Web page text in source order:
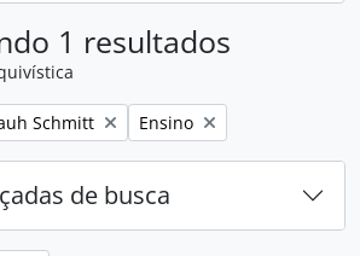
1 resultados
Schmitt Remover filtro:
Ensino
de busca